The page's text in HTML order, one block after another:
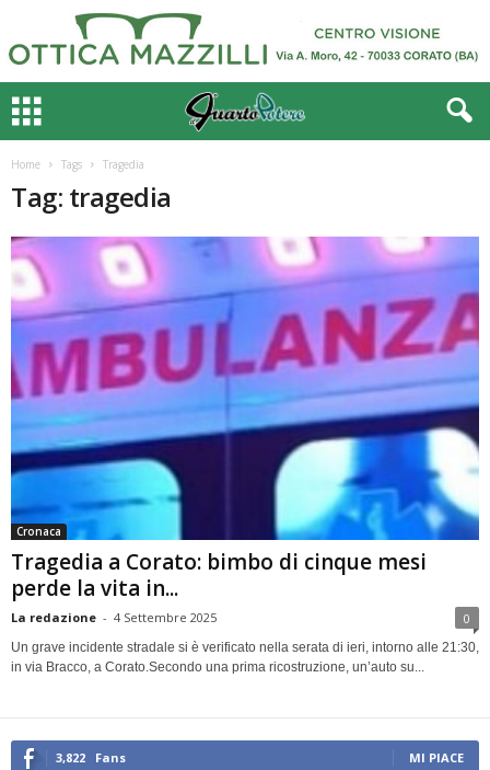
Home Tags Tragedia
Tag: tragedia
Cronaca
Tragedia a Corato: bimbo di cinque mesi
perde la vita in...
La redazione - 4 Settembre 2025 0
Un grave incidente stradale si è verificato nella serata di ieri, intorno alle 21:30,
in via Bracco, a Corato.Secondo una prima ricostruzione, un’auto su...
3,822 Fans MI PIACE